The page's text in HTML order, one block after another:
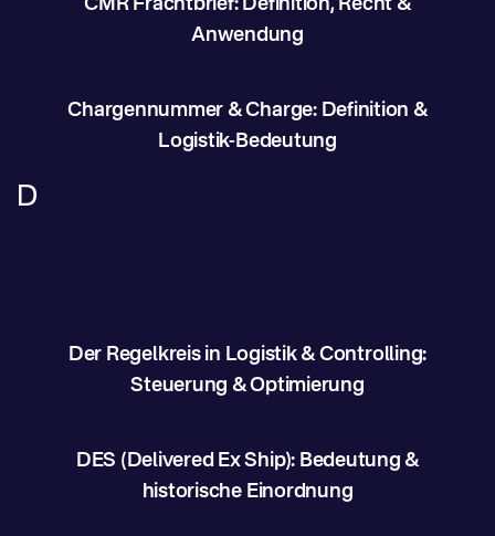
CMR Frachtbrief: Definition, Recht &
Anwendung
Chargennummer & Charge: Definition &
Logistik-Bedeutung
D
Der Regelkreis in Logistik & Controlling:
Steuerung & Optimierung
DES (Delivered Ex Ship): Bedeutung &
historische Einordnung